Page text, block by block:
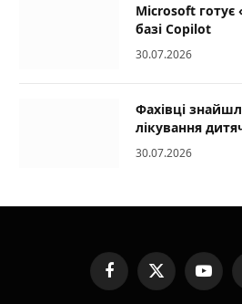
Microsoft готує
базі Copilot
30.07.2026
Фахівці
лікування
30.07.2026
FacebookX
(Twitter)